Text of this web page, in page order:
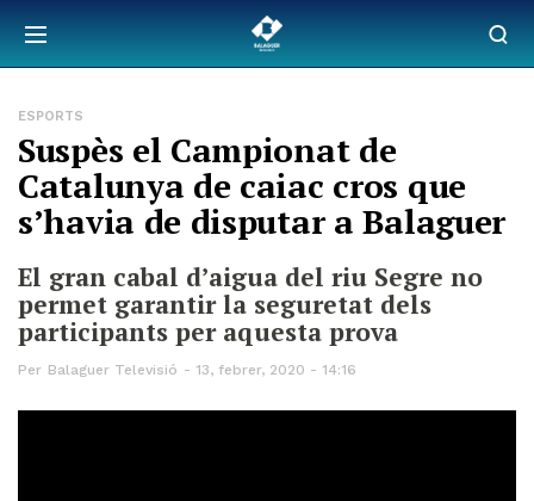
ESPORTS
Suspès el Campionat de
Catalunya de caiac cros que
s’havia de disputar a Balaguer
El gran cabal d’aigua del riu Segre no
permet garantir la seguretat dels
participants per aquesta prova
Per Balaguer Televisió 13, febrer, 2020 - 14:16